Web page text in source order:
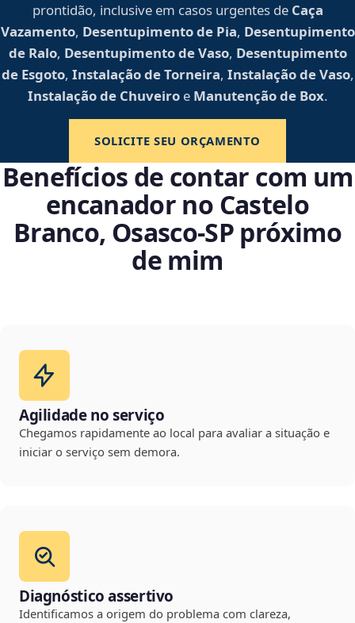
prontidão, inclusive em casos urgentes de Caça
Vazamento, Desentupimento de Pia, Desentupimento
de Ralo, Desentupimento de Vaso, Desentupimento
de Esgoto, Instalação de Torneira, Instalação de Vaso,
Instalação de Chuveiroe Manutenção de Box.
SOLICITE SEU ORÇAMENTO
Benefícios de contar com um
encanador no Castelo
Branco, Osasco‑SP próximo
de mim
Agilidade no serviço
Chegamos rapidamente ao local para avaliar a situação e
iniciar o serviço sem demora.
Diagnóstico assertivo
Identificamos a origem do problema com clareza,